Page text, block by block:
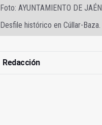
Foto: AYUNTAMIENTO DE JAÉN
Desfile histórico en Cúllar-Baza.
Redacción